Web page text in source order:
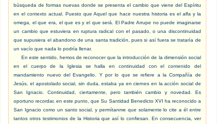
búsqueda de formas nuevas donde se presenta el cambio que viene del Espíritu
en el contexto actual. Puesto que Aquel que hace nuestra historia es el alfa y la
omega, el que era, el que es y el que será. El Padre Arrupe no puede imaginarse
un cambio que estuviera en ruptura radical con el pasado, o una discontinuidad
que supusiera el abandono de una santa tradición, pues si así fuera se trataría de
un vacío que nada lo podría llenar.
En este sentido, hemos de reconocer que la introducción de la dimensión social
en el cuerpo de la Iglesia se halla en continuidad con el contenido del
mandamiento nuevo del Evangelio. Y por lo que se refiere a la Compañía de
Jesús, el apostolado social, sin duda, estaba ya en ciernes en la acción social de
San Ignacio. Continuidad, ciertamente, pero también cambio y novedad. Es
oportuno recordar, en este punto, que Su Santidad Benedicto XVI ha reconocido a
San Ignacio como un santo social, y permítanme que solamente lo cite a él entre
tantos otros testimonios de la Historia que así lo confiesan. En consecuencia, ver